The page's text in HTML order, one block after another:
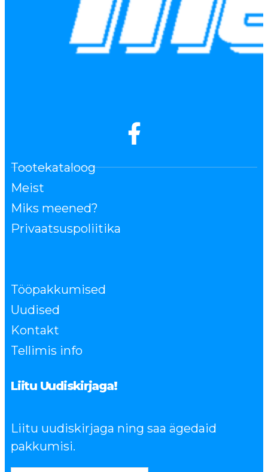
Tootekataloog
Meist
Miks meened?
Privaatsuspoliitika
Tööpakkumised
Uudised
Kontakt
Tellimis info
Liitu Uudiskirjaga!
Liitu uudiskirjaga ning saa ägedaid
pakkumisi.